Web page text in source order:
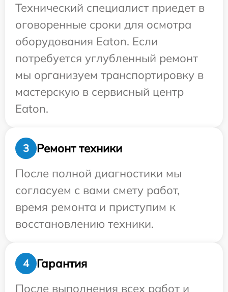
Технический специалист приедет в
оговоренные сроки для осмотра
оборудования Eaton. Если
потребуется углубленный ремонт
мы организуем транспортировку в
мастерскую в сервисный центр
Eaton.
3
Ремонт техники
После полной диагностики мы
согласуем с вами смету работ,
время ремонта и приступим к
восстановлению техники.
4
Гарантия
После выполнения всех работ и